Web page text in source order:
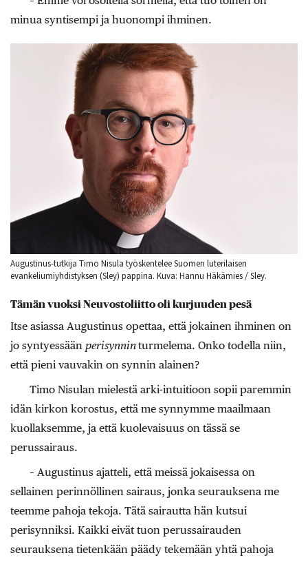
minua syntisempi ja huonompi ihminen.
Augustinus-tutkija Timo Nisula työskentelee Suomen luterilaisen
evankeliumiyhdistyksen (Sley) pappina. Kuva: Hannu Häkämies / Sley.
Tämän vuoksi Neuvostoliitto oli kurjuuden pesä
Itse asiassa Augustinus opettaa, että jokainen ihminen on
jo syntyessään perisynninturmelema. Onko todella niin,
että pieni vauvakin on synnin alainen?
Timo Nisulan mielestä arki-intuitioon sopii paremmin
idän kirkon korostus, että me synnymme maailmaan
kuollaksemme, ja että kuolevaisuus on tässä se
perussairaus.
– Augustinus ajatteli, että meissä jokaisessa on
sellainen perinnöllinen sairaus, jonka seurauksena me
teemme pahoja tekoja. Tätä sairautta hän kutsui
perisynniksi. Kaikki eivät tuon perussairauden
seurauksena tietenkään päädy tekemään yhtä pahoja